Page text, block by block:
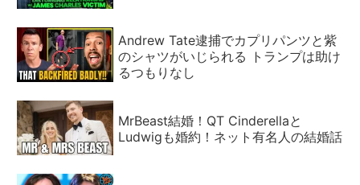
Andrew Tate逮捕でカプリパンツと紫
のシャツがいじられる トランプは助け
るつもりなし
MrBeast結婚！QT Cinderellaと
Ludwigも婚約！ネット有名人の結婚話